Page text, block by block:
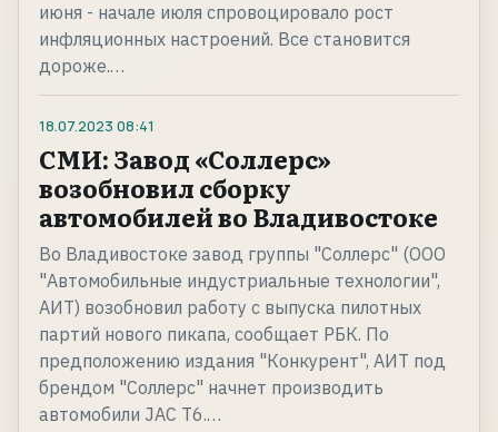
июня - начале июля спровоцировало рост
инфляционных настроений. Все становится
дороже.…
18.07.2023 08:41
СМИ: Завод «Соллерс»
возобновил сборку
автомобилей во Владивостоке
Во Владивостоке завод группы "Соллерс" (ООО
"Автомобильные индустриальные технологии",
АИТ) возобновил работу с выпуска пилотных
партий нового пикапа, сообщает РБК. По
предположению издания "Конкурент", АИТ под
брендом "Соллерс" начнет производить
автомобили JAC T6.…